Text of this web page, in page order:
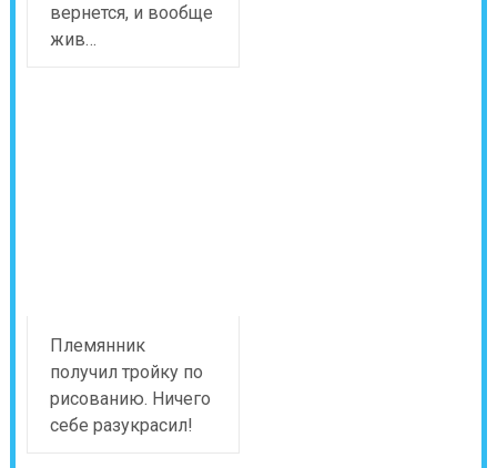
вернется, и вообще
жив…
Племянник
получил тройку по
рисованию. Ничего
себе разукрасил!